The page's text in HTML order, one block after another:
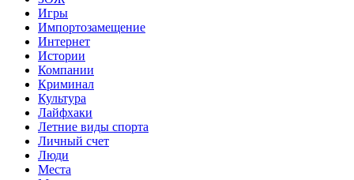
Игры
Импортозамещение
Интернет
Истории
Компании
Криминал
Культура
Лайфхаки
Летние виды спорта
Личный счет
Люди
Места